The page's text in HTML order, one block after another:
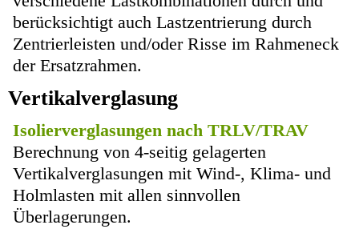
berücksichtigt auch Lastzentrierung durch
Zentrierleisten und/oder Risse im Rahmeneck
der Ersatzrahmen.
Vertikalverglasung
Isolierverglasungen nach TRLV/TRAV
Berechnung von 4-seitig gelagerten
Vertikalverglasungen mit Wind-, Klima- und
Holmlasten mit allen sinnvollen
Überlagerungen.